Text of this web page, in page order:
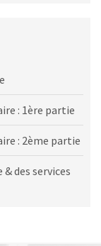
: 1ère partie
: 2ème partie
des services